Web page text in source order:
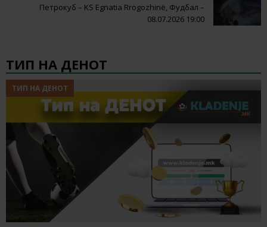
Петрокуб – KS Egnatia Rrogozhinë, Фудбал –
08.07.2026 19:00
ТИП НА ДЕНОТ
ТИП НА ДЕНОТ